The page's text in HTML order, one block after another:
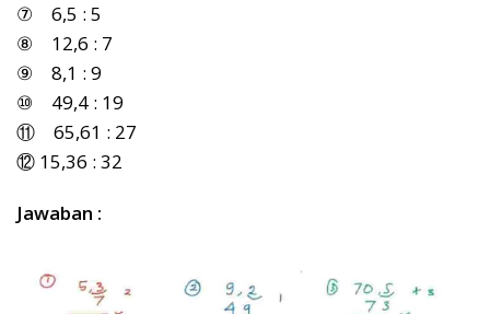
⑦ 6,5 : 5
⑧ 12,6 : 7
⑨ 8,1 : 9
⑩ 49,4 : 19
⑪ 65,61 : 27
⑫ 15,36 : 32
Jawaban :